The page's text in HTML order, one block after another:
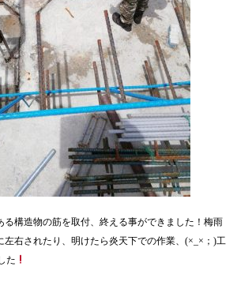
る構造物の筋を取付、終える事ができました！梅雨
左右されたり、明けたら炎天下での作業、(×_×；)工
た